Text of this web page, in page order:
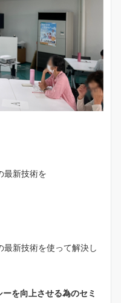
最新技術を
新技術を使って解決し
を向上させる為のセミ